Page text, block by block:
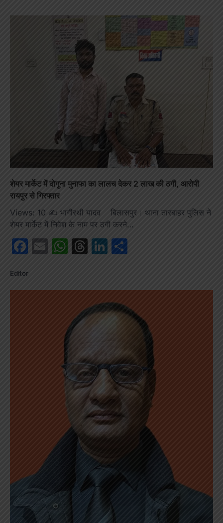
शेयर मार्केट में दोगुना मुनाफा का लालच देकर 2 लाख की ठगी, आरोपी
रायपुर से गिरफ्तार
Views: 10 ✍️ भागीरथी यादव बिलासपुर। थाना तारबाहर पुलिस ने
शेयर मार्केट में निवेश के नाम पर ठगी करने…
Facebook
EmailWhatsApp
Threads
LinkedIn
Editor